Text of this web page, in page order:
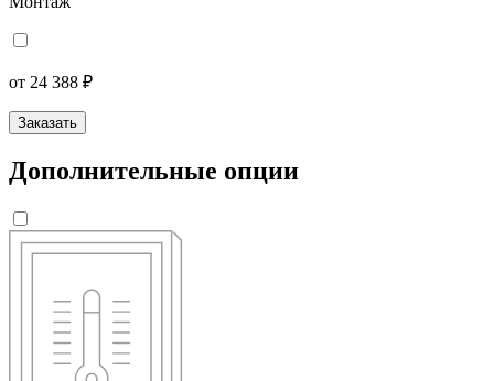
от 24 388 ₽
Заказать
Дополнительные опции